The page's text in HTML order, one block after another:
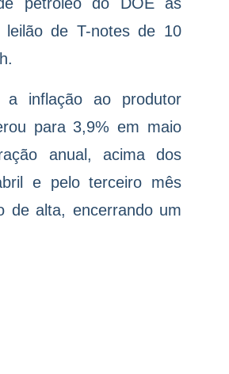
de T-notes de 10
a inflação ao produtor
para 3,9% em maio
anual, acima dos
e pelo terceiro mês
de alta, encerrando um